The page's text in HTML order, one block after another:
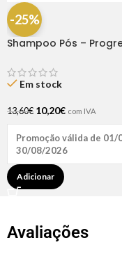
-25%
Shampoo Pós –
Em stock
13,60€ 10,20€ com IVA
Promoção válida de
30/08/2026
Adicionar
Avaliações